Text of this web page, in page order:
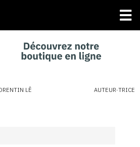
LÊ AUTEUR·TRICE